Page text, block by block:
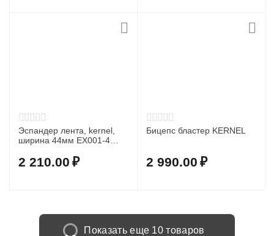
Эспандер лента, kernel,
ширина 44мм EX001-4
2 210.00 ₽
Бицепс бластер KERNEL
2 990.00 ₽
Показать еще 10 товаров